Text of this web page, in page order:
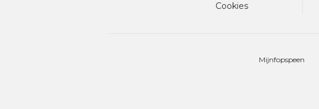
Cookies
Mijnfopspeen